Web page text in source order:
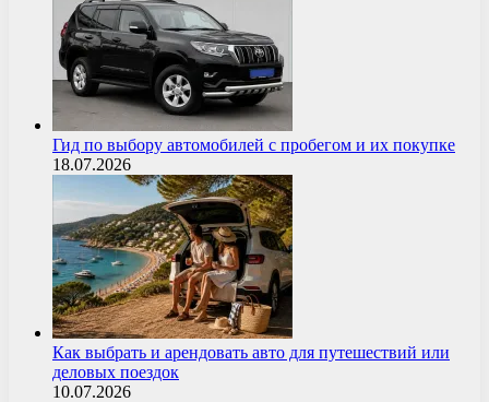
Гид по выбору автомобилей с пробегом и их покупке
18.07.2026
Как выбрать и арендовать авто для путешествий или
деловых поездок
10.07.2026